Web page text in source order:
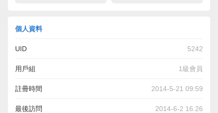
個人資料
UID 5242
用戶組 1級會員
註冊時間 2014-5-21 09:59
最後訪問 2014-6-2 16:26